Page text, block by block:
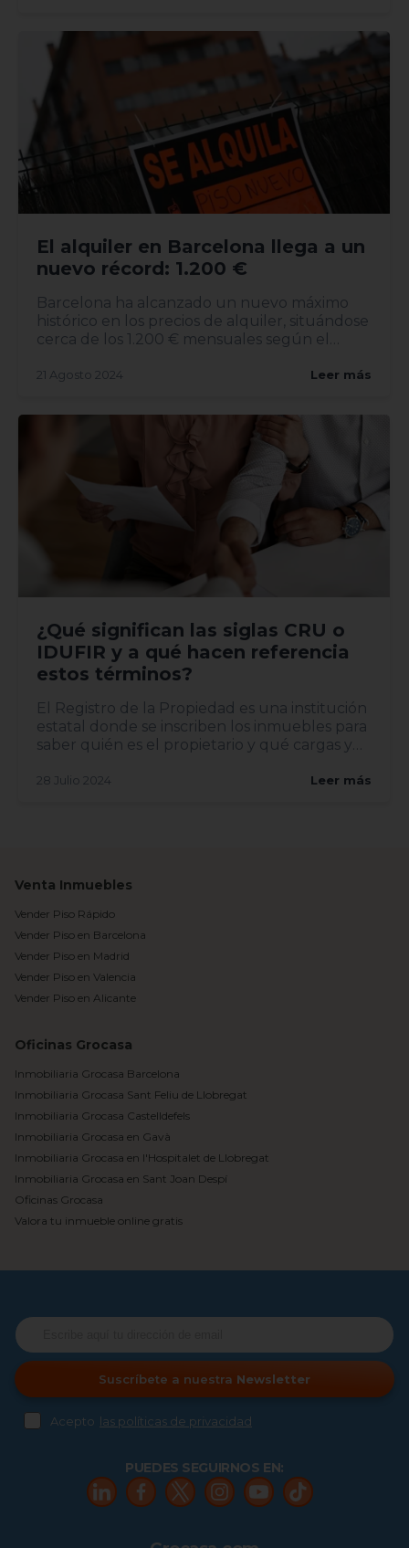
El alquiler en Barcelona llega a un
nuevo récord: 1.200 €
Barcelona ha alcanzado un nuevo máximo
histórico en los precios de alquiler, situándose
cerca de los 1.200 € mensuales según el
21 Agosto 2024 Leer más
¿Qué significan las siglas CRU o
IDUFIR y a qué hacen referencia
estos términos?
El Registro de la Propiedad es una institución
estatal donde se inscriben los inmuebles para
saber quién es el propietario y qué cargas y
28 Julio 2024 Leer más
Venta Inmuebles
Vender Piso Rápido
Vender Piso en Barcelona
Vender Piso en Madrid
Vender Piso en Valencia
Vender Piso en Alicante
Oficinas Grocasa
Inmobiliaria Grocasa Barcelona
Inmobiliaria Grocasa Sant Feliu de Llobregat
Inmobiliaria Grocasa Castelldefels
Inmobiliaria Grocasa en Gavà
Inmobiliaria Grocasa en l'Hospitalet de Llobregat
Inmobiliaria Grocasa en Sant Joan Despí
Oficinas Grocasa
Valora tu inmueble online gratis
Suscríbete a nuestra Newsletter
Acepto las políticas de privacidad
PUEDES SEGUIRNOS EN: